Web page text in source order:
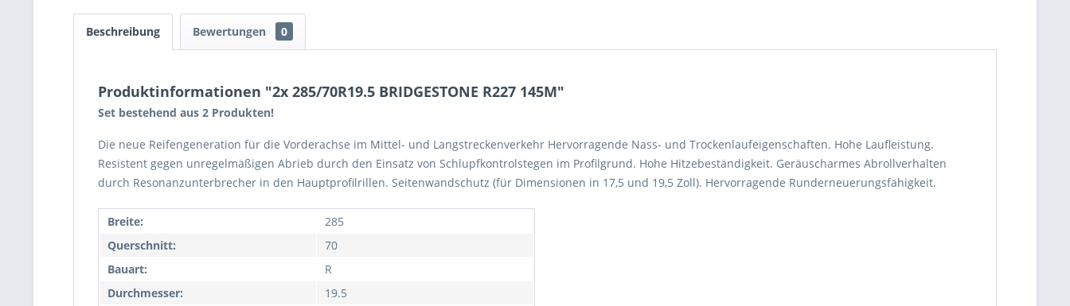
Beschreibung Bewertungen 0
Produktinformationen "2x 285/70R19.5 BRIDGESTONE R227 145M"
Set bestehend aus 2 Produkten!
Die neue Reifengeneration für die Vorderachse im Mittel- und Langstreckenverkehr Hervorragende Nass- und Trockenlaufeigenschaften. Hohe Laufleistung.
Resistent gegen unregelmäßigen Abrieb durch den Einsatz von Schlupfkontrolstegen im Profilgrund. Hohe Hitzebeständigkeit. Geräuscharmes Abrollverhalten
durch Resonanzunterbrecher in den Hauptprofilrillen. Seitenwandschutz (für Dimensionen in 17,5 und 19,5 Zoll). Hervorragende Runderneuerungsfähigkeit.
Breite:
285
Querschnitt:
70
Bauart:
R
Durchmesser:
19.5